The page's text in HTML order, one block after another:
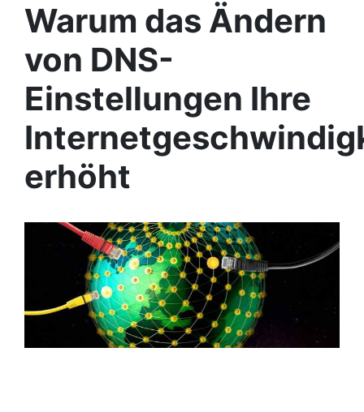
Warum das Ändern
von DNS-
Einstellungen Ihre
erhöht